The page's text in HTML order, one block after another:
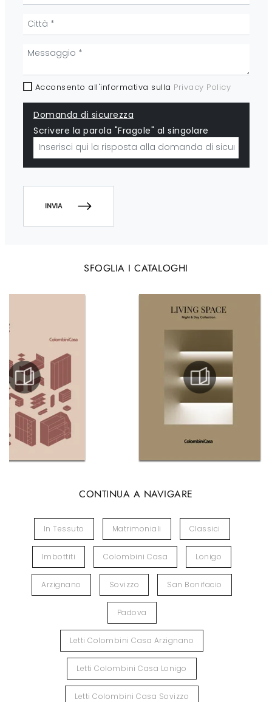
SFOGLIA I CATALOGHI
CONTINUA A NAVIGARE
In Tessuto Matrimoniali Classici
Imbottiti Colombini Casa Lonigo
Arzignano Sovizzo San Bonifacio
Padova
Letti Colombini Casa Arzignano
Letti Colombini Casa Lonigo
Letti Colombini Casa Sovizzo
Acconsento all'informativa sulla Privacy Policy
Domanda di sicurezza
Scrivere la parola "Fragole" al singolare
INVIA